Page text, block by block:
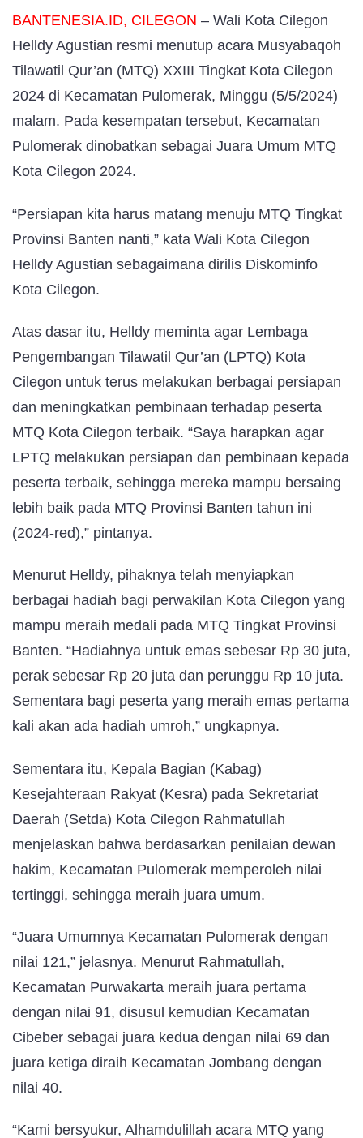
BANTENESIA.ID, CILEGON – Wali Kota Cilegon
Helldy Agustian resmi menutup acara Musyabaqoh
Tilawatil Qur’an (MTQ) XXIII Tingkat Kota Cilegon
2024 di Kecamatan Pulomerak, Minggu (5/5/2024)
malam. Pada kesempatan tersebut, Kecamatan
Pulomerak dinobatkan sebagai Juara Umum MTQ
Kota Cilegon 2024.
“Persiapan kita harus matang menuju MTQ Tingkat
Provinsi Banten nanti,” kata Wali Kota Cilegon
Helldy Agustian sebagaimana dirilis Diskominfo
Kota Cilegon.
Atas dasar itu, Helldy meminta agar Lembaga
Pengembangan Tilawatil Qur’an (LPTQ) Kota
Cilegon untuk terus melakukan berbagai persiapan
dan meningkatkan pembinaan terhadap peserta
MTQ Kota Cilegon terbaik. “Saya harapkan agar
LPTQ melakukan persiapan dan pembinaan kepada
peserta terbaik, sehingga mereka mampu bersaing
lebih baik pada MTQ Provinsi Banten tahun ini
(2024-red),” pintanya.
Menurut Helldy, pihaknya telah menyiapkan
berbagai hadiah bagi perwakilan Kota Cilegon yang
mampu meraih medali pada MTQ Tingkat Provinsi
Banten. “Hadiahnya untuk emas sebesar Rp 30 juta,
perak sebesar Rp 20 juta dan perunggu Rp 10 juta.
Sementara bagi peserta yang meraih emas pertama
kali akan ada hadiah umroh,” ungkapnya.
Sementara itu, Kepala Bagian (Kabag)
Kesejahteraan Rakyat (Kesra) pada Sekretariat
Daerah (Setda) Kota Cilegon Rahmatullah
menjelaskan bahwa berdasarkan penilaian dewan
hakim, Kecamatan Pulomerak memperoleh nilai
tertinggi, sehingga meraih juara umum.
“Juara Umumnya Kecamatan Pulomerak dengan
nilai 121,” jelasnya. Menurut Rahmatullah,
Kecamatan Purwakarta meraih juara pertama
dengan nilai 91, disusul kemudian Kecamatan
Cibeber sebagai juara kedua dengan nilai 69 dan
juara ketiga diraih Kecamatan Jombang dengan
nilai 40.
“Kami bersyukur, Alhamdulillah acara MTQ yang